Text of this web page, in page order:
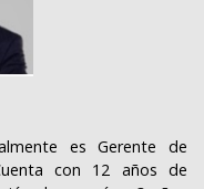
es Gerente de
con 12 años de